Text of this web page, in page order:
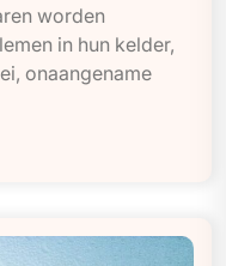
worden
in hun kelder,
onaangename